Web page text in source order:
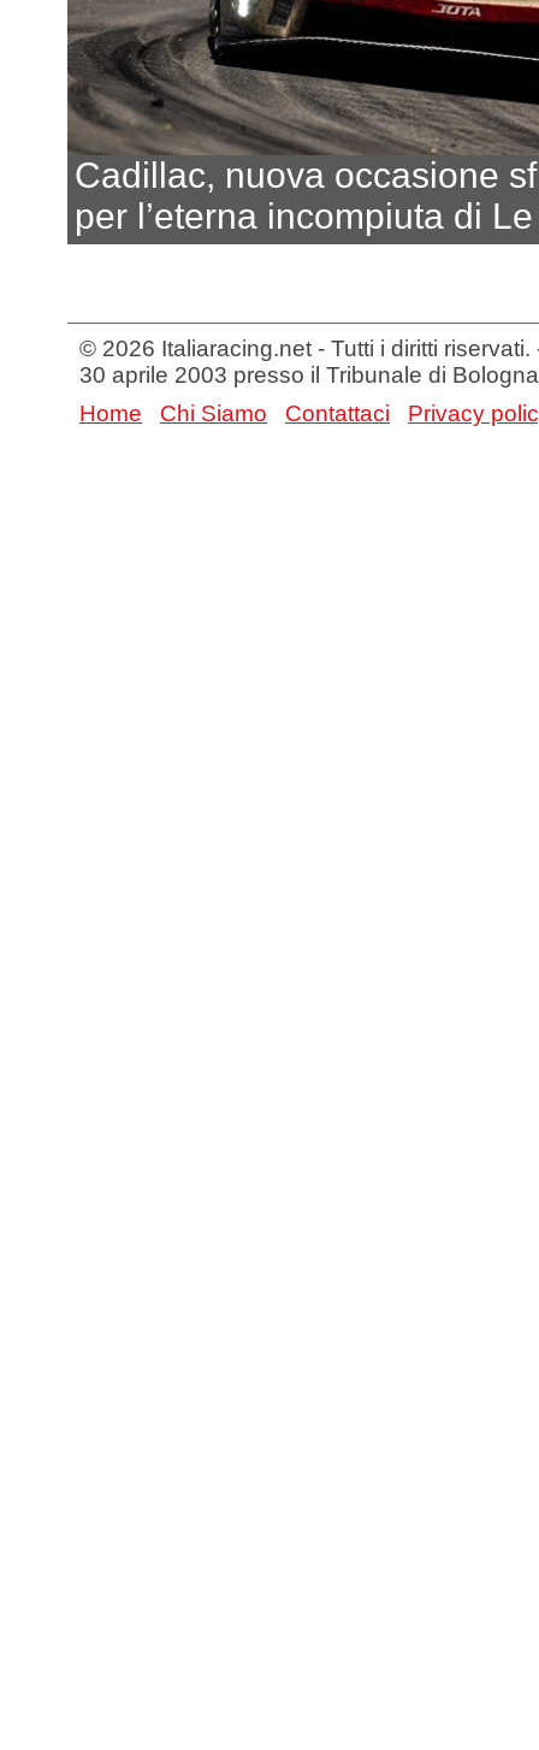
Cadillac, nuova occasione
per l’eterna incompiuta di
© 2026 Italiaracing.net - Tutti i diritti
30 aprile 2003 presso il Tribunale di Bologna
Home
Chi Siamo Contattaci Privacy